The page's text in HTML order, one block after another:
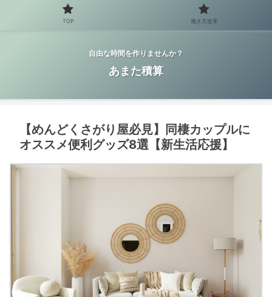
自由な時間を作りませんか？
あまた積算
【めんどくさがり屋必見】同棲カップルに
オススメ便利グッズ8選【新生活応援】
TOP 働き方改革